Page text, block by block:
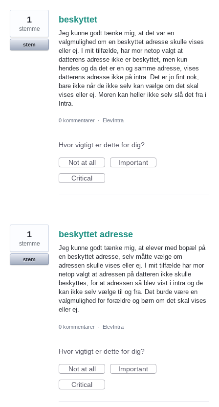
beskyttet
Jeg kunne godt tænke mig, at det var en
valgmulighed om en beskyttet adresse skulle vises
eller ej. I mit tilfælde, har mor netop valgt at
datterens adresse ikke er beskyttet, men kun
hendes og da det er en og samme adresse, vises
datterens adresse ikke på intra. Det er jo fint nok,
bare ikke når de ikke selv kan vælge om det skal
vises eller ej. Moren kan heller ikke selv slå det fra i
Intra.
1
stemme
stem
0 kommentarer · ElevIntra
Hvor vigtigt er dette for dig?
Not at all
Important
Critical
beskyttet adresse
Jeg kunne godt tænke mig, at elever med bopæl på
en beskyttet adresse, selv måtte vælge om
adressen skulle vises eller ej. I mit tilfælde har mor
netop valgt at adressen på datteren ikke skulle
beskyttes, for at adressen så blev vist i intra og de
kan ikke selv vælge til og fra. Det burde være en
valgmulighed for forældre og børn om det skal vises
eller ej.
1
stemme
stem
0 kommentarer · ElevIntra
Hvor vigtigt er dette for dig?
Not at all
Important
Critical